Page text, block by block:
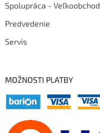
Spolupráca - Veľkoobchod
Predvedenie
Servis
MOŽNOSTI PLATBY